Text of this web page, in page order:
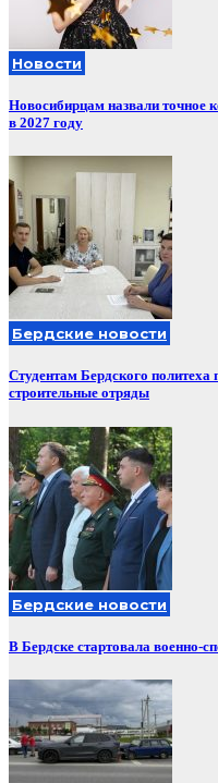
Новости
Новосибирцам назвали точное
в 2027 году
Бердские новости
Студентам Бердского политеха
строительные отряды
Бердские новости
В Бердске стартовала военно-